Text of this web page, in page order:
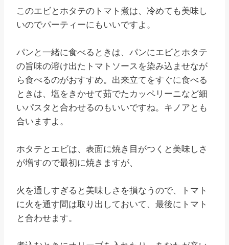
このエビとホタテのトマト煮は、冷めても美味し
いのでパーティーにもいいですよ。
パンと一緒に食べるときは、パンにエビとホタテ
の旨味の溶け出たトマトソースを染み込ませなが
ら食べるのがおすすめ。出来立てをすぐに食べる
ときは、塩をきかせて茹でたカッペリーニなど細
いパスタと合わせるのもいいですね。キノアとも
合いますよ。
ホタテとエビは、表面に焼き目がつくと美味しさ
が増すので最初に焼きますが、
火を通しすぎると美味しさを損なうので、トマト
に火を通す間は取り出しておいて、最後にトマト
と合わせます。